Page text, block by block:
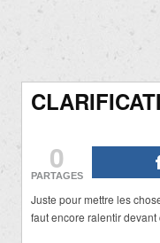
0
PARTAGES
Juste pour mettre les
faut encore ralentir devant